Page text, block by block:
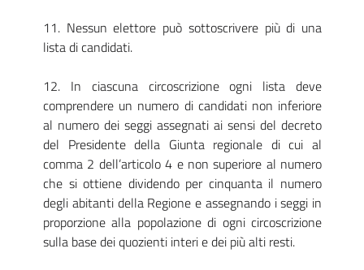
11. Nessun elettore può sottoscrivere più di una
lista di candidati.
12. In ciascuna circoscrizione ogni lista deve
comprendere un numero di candidati non inferiore
al numero dei seggi assegnati ai sensi del decreto
del Presidente della Giunta regionale di cui al
comma 2 dell’articolo 4 e non superiore al numero
che si ottiene dividendo per cinquanta il numero
degli abitanti della Regione e assegnando i seggi in
proporzione alla popolazione di ogni circoscrizione
sulla base dei quozienti interi e dei più alti resti.